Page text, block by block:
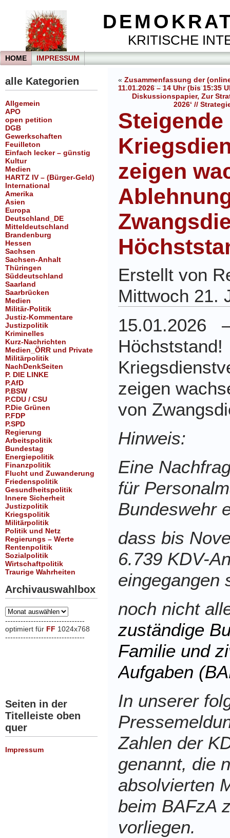
KRITISCHE
HOME IMPRESSUM
alle Kategorien
Allgemein
APO
open petition
DGB
Gewerkschaften
Feuilleton
Einfach lecker – günstig
Kultur
Medien
HARTZ IV – (Bürger-Geld)
International
Amerika
Asien
Europa
Deutschland_DE
Mitteldeutschland
Brandenburg
Hessen
Sachsen
Sachsen-Anhalt
Thüringen
Süddeutschland
Saarland
Saarbrücken
Medien
Militär-Politik
Justiz-Kommentare
Justizpolitik
Kriminelles
Kurz-Nachrichten
Medien_ÖRR und Private
Militärpolitik
NachDenkSeiten
P. DIE LINKE
P.AfD
P.BSW
P.CDU / CSU
P.Die Grünen
P.FDP
P.SPD
Regierung
Arbeitspolitik
Bundestag
Energiepolitik
Finanzpolitik
Flucht und Zuwanderung
Friedenspolitik
Gesundheitspolitik
Innere Sicherheit
Justizpolitik
Kriegspolitik
Militärpolitik
Politik und Netz
Regierungs – Werte
Rentenpolitik
Sozialpolitik
Wirtschaftpolitik
Traurige Wahrheiten
Archivauswahlbox
Archivauswahlbox
-------------------------------
optimiert für FF 1024x768
-------------------------------
Seiten in der
Titelleiste oben
quer
Impressum
« Zusammenfassung der
11.01.2026 – 14 Uhr (bis 15:35
Diskussionspapier, Zur
2026‘ //
Steigende
zeigen
Erstellt von
Mittwoch 21.
zeigen
von
Hinweis:
Eine
für
Bundeswehr
dass bis
6.739 KDV-
eingegangen
noch nicht
zuständige
Familie und
Aufgaben
In unserer
Zahlen der
genannt, die
absolvierten
beim BAFzA
vorliegen.